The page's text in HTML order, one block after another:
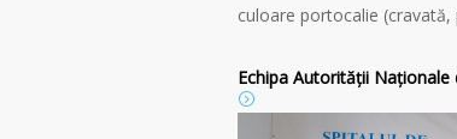
culoare portocalie
Echipa Autorității